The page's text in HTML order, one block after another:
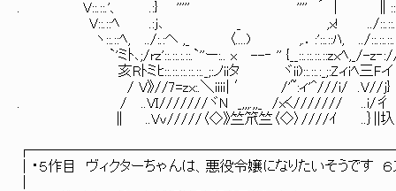
. V::.::.'、 .:} ''''' '''' ´ |
V::.::ﾍ .:j､ _ ,x! ../
ヽ::.::ﾍ, ../:.:ヘ ,_ 〈....) ,.．:'::.::ﾊ, ../
`'ミﾄ､;/rz'::.::.:.::.`''ー:.. x --‐ '' {__::.::.::.::zx
亥Rﾄミﾋ::.::.::.::.::._;:ノiiタ ヾii)::.::.:_;:Zィ
/ V》//7=zx:.＼iiiｉ| ′ /'~:ィ'^///
. / ..VI///////ヾN _,,,.,,_ /xく
∥ ..Vv/////〈◇》竺笊竺〈◇〉////ｲ
│・５作目 ヴィクターちゃんは、悪役令嬢になりたいそ